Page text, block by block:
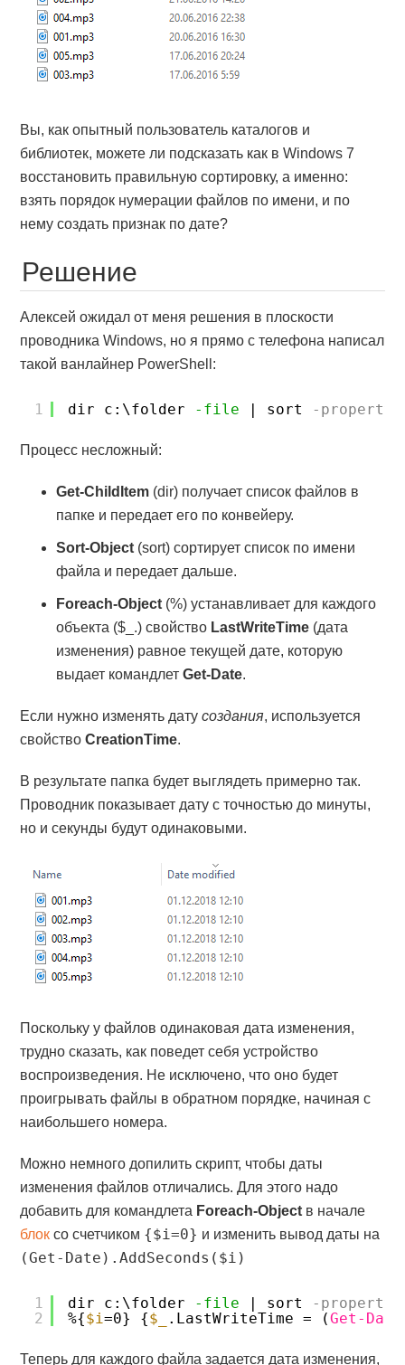
Вы, как опытный пользователь каталогов и
библиотек, можете ли подсказать как в Windows 7
восстановить правильную сортировку, а именно:
взять порядок нумерации файлов по имени, и по
нему создать признак по дате?
Решение
Алексей ожидал от меня решения в плоскости
проводника Windows, но я прямо с телефона написал
такой ванлайнер PowerShell:
1 dir c:\folder -file | sort -property
Процесс несложный:
Get-ChildItem (dir) получает список файлов в
папке и передает его по конвейеру.
Sort-Object (sort) сортирует список по имени
файла и передает дальше.
Foreach-Object (%) устанавливает для каждого
объекта ($_.) свойство LastWriteTime (дата
изменения) равное текущей дате, которую
выдает командлетGet-Date.
Если нужно изменять датусоздания, используется
свойствоCreationTime.
В результате папка будет выглядеть примерно так.
Проводник показывает дату с точностью до минуты,
но и секунды будут одинаковыми.
Поскольку у файлов одинаковая дата изменения,
трудно сказать, как поведет себя устройство
воспроизведения. Не исключено, что оно будет
проигрывать файлы в обратном порядке, начиная с
наибольшего номера.
Можно немного допилить скрипт, чтобы даты
изменения файлов отличались. Для этого надо
добавить для командлета Foreach-Object в начале
блок со счетчиком {$i=0} и изменить вывод даты на
(Get-Date).AddSeconds($i)
1
2
dir c:\folder -file | sort -property
%{$i=0} {$_ .LastWriteTime = (Get-Date
Теперь для каждого файла задается дата изменения,